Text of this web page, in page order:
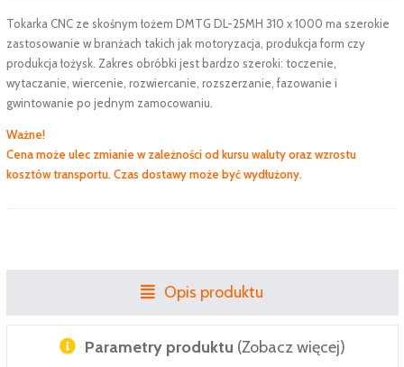
Tokarka CNC ze skośnym łożem DMTG DL-25MH 310 x 1000 ma szerokie
zastosowanie w branżach takich jak motoryzacja, produkcja form czy
produkcja łożysk. Zakres obróbki jest bardzo szeroki: toczenie,
wytaczanie, wiercenie, rozwiercanie, rozszerzanie, fazowanie i
gwintowanie po jednym zamocowaniu.
Ważne!
Cena może ulec zmianie w zależności od kursu waluty oraz wzrostu
kosztów transportu. Czas dostawy może być wydłużony.
Opis produktu
Parametry produktu (Zobacz więcej)